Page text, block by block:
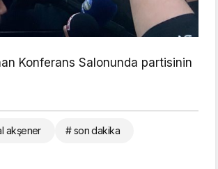
Konferans Salonunda partisinin
akşener # son dakika